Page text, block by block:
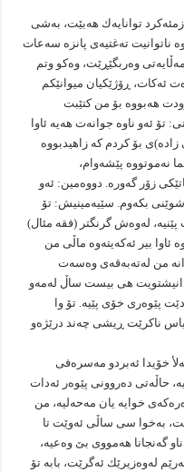
توانایه‌ك هه‌بێت، به‌شى
ناتوانیت ته‌غتیه‌ى پانزه‌ سه‌عات
وه‌ربگێڕێت، وه‌كو وتم
ڕۆژێكیان میوانێكم
هه‌بووه‌ بۆ من كتێبت
تۆ ئه‌و ناوه‌ جوانه‌ت هه‌یه‌ ئاوا
بۆ كردم كه‌ زاهیدبووه‌
نه‌موتووه‌ پێشه‌وام،
زۆر گه‌وره‌. دووه‌مین: ئه‌و
بكه‌وم. سێیه‌مینیش: تۆ
له‌وه‌ش گرنگتر (فقه‌ مئال)
ئاوا بیر ئه‌كه‌یته‌وه‌ ماڵى من
من له‌ته‌به‌قه‌ى وه‌سه‌ت
دانیشتویت هی بیست ساڵ له‌مه‌و
پێوه‌رى خۆى پێیه‌. تۆ وا
ناكرێت ڕیشى چه‌ند درێژه‌و
خۆیدا ئه‌بردو مه‌سره‌فى
حاڵه‌تى ده‌روونى پێوه‌ر ئه‌دات
خوایه‌ یان مه‌حه‌لیه‌، من
به‌خوا سى ساڵى ئه‌وێت تا
گه‌نجانا هه‌مووى بێ وه‌عیه‌،
له‌وه‌زیرێك ئه‌گرێت، بابه‌ تۆ